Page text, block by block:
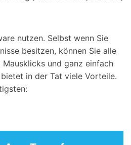
nutzen. Selbst wenn Sie
besitzen, können Sie alle
und ganz einfach
in der Tat viele Vorteile.